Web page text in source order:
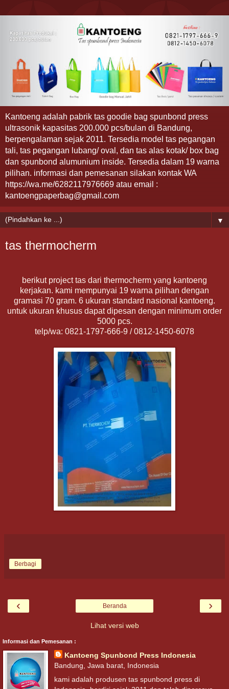
Kantoeng adalah pabrik tas goodie bag spunbond press
ultrasonik kapasitas 200.000 pcs/bulan di Bandung,
berpengalaman sejak 2011. Tersedia model tas pegangan
tali, tas pegangan lubang/ oval, dan tas alas kotak/ box bag
dan spunbond alumunium inside. Tersedia dalam 19 warna
pilihan. informasi dan pemesanan silakan kontak WA
https://wa.me/6282117976669 atau email :
kantoengpaperbag@gmail.com
▼
tas thermocherm
berikut project tas dari thermocherm yang kantoeng
kerjakan. kami mempunyai 19 warna pilihan dengan
gramasi 70 gram. 6 ukuran standard nasional kantoeng.
untuk ukuran khusus dapat dipesan dengan minimum order
5000 pcs.
telp/wa: 0821-1797-666-9 / 0812-1450-6078
Berbagi
‹ ›
Beranda
Lihat versi web
Informasi dan Pemesanan :
Kantoeng Spunbond Press Indonesia
Bandung, Jawa barat, Indonesia
kami adalah produsen tas spunbond press di